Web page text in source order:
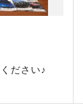
ださい♪